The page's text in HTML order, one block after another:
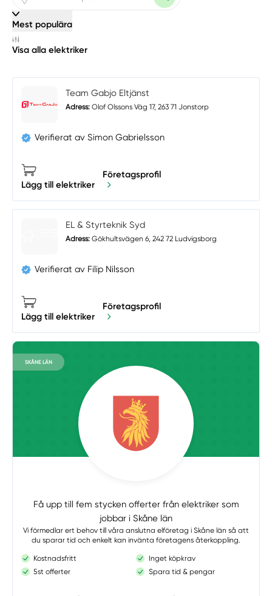
Mest populära
Visa alla elektriker
Team Gabjo Eltjänst
Adress: Olof Olssons Väg 17, 263 71 Jonstorp
Verifierat av Simon Gabrielsson
Lägg till elektriker
Företagsprofil
EL & Styrteknik Syd
Adress: Gökhultsvägen 6, 242 72 Ludvigsborg
Verifierat av Filip Nilsson
Lägg till elektriker
Företagsprofil
SKÅNE LÄN
Få upp till fem stycken offerter från elektriker som
jobbar i Skåne län
Vi förmedlar ert behov till våra anslutna elföretag i Skåne län så att
du sparar tid och enkelt kan invänta företagens återkoppling.
Kostnadsfritt
Inget köpkrav
5st offerter
Spara tid & pengar